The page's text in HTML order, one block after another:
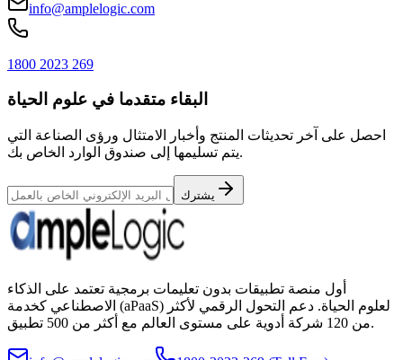
info@amplelogic.com
1800 2023 269
البقاء متقدما في علوم الحياة
احصل على آخر تحديثات المنتج وأخبار الامتثال ورؤى الصناعة التي
يتم تسليمها إلى صندوق الوارد الخاص بك.
يشترك
أول منصة تطبيقات بدون تعليمات برمجية تعتمد على الذكاء
الاصطناعي كخدمة (aPaaS) لعلوم الحياة. دعم التحول الرقمي لأكثر
من 120 شركة أدوية على مستوى العالم مع أكثر من 500 تطبيق.